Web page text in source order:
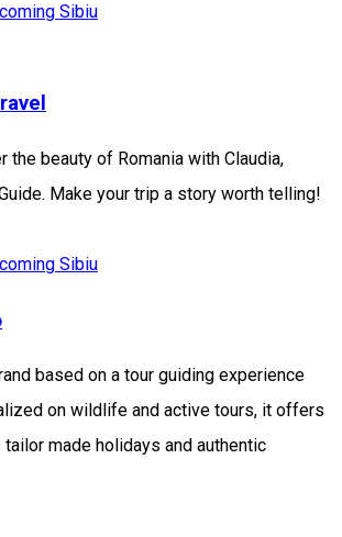
Sibiu
the beauty of Romania with Claudia,
Make your trip a story worth telling!
Sibiu
based on a tour guiding experience
on wildlife and active tours, it offers
made holidays and authentic